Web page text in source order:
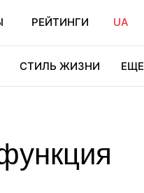
РЕЙТИНГИ UA
СТИЛЬ ЖИЗНИ ЕЩЕ